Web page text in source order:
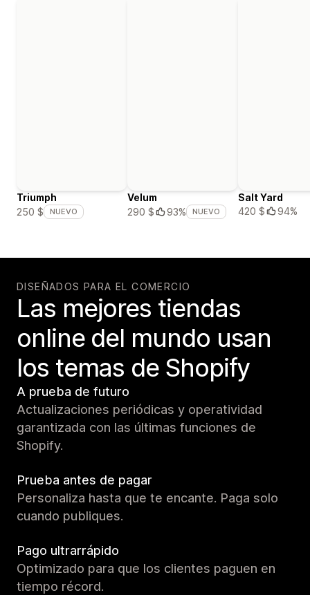
Triumph
250 $
NUEVO
Velum
290 $
93% NUEVO
Salt Yard
420 $
94%
DISEÑADOS PARA EL COMERCIO
Las mejores tiendas
online del mundo usan
los temas de Shopify
A prueba de futuro
Actualizaciones periódicas y operatividad
garantizada con las últimas funciones de
Shopify.
Prueba antes de pagar
Personaliza hasta que te encante. Paga solo
cuando publiques.
Pago ultrarrápido
Optimizado para que los clientes paguen en
tiempo récord.